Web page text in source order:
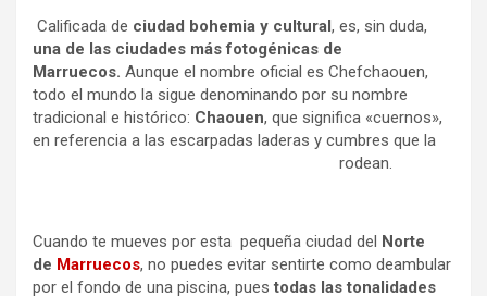
Calificada de ciudad bohemia y cultural, es, sin duda,
una de las ciudades más fotogénicas de
Marruecos. Aunque el nombre oficial es Chefchaouen,
todo el mundo la sigue denominando por su nombre
tradicional e histórico: Chaouen, que significa «cuernos»,
en referencia a las escarpadas laderas y cumbres que la
rodean.
Cuando te mueves por esta pequeña ciudad del Norte
de Marruecos, no puedes evitar sentirte como deambular
por el fondo de una piscina, puestodas las tonalidades